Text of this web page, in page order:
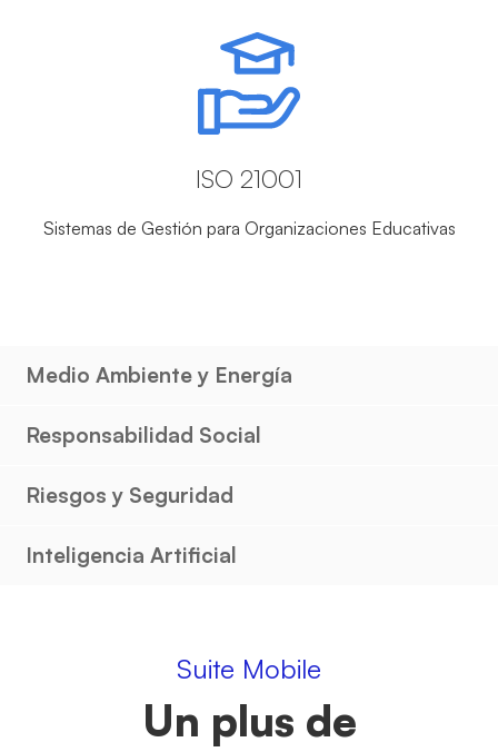
ISO 21001
Sistemas de Gestión para Organizaciones Educativas
Medio Ambiente y Energía
Responsabilidad Social
Riesgos y Seguridad
Inteligencia Artificial
Suite Mobile
Un plus de